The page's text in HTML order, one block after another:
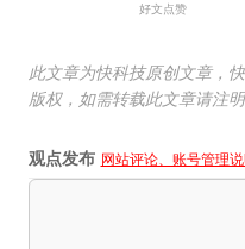
好文点赞
此文章为快科技原创文章，
版权，如需转载此文章请注
观点发布 网站评论、账号管理